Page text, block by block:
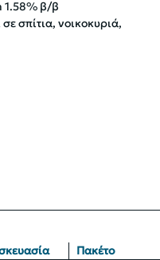
1.58% β/β
σπίτια, νοικοκυριά,
Πακέτο